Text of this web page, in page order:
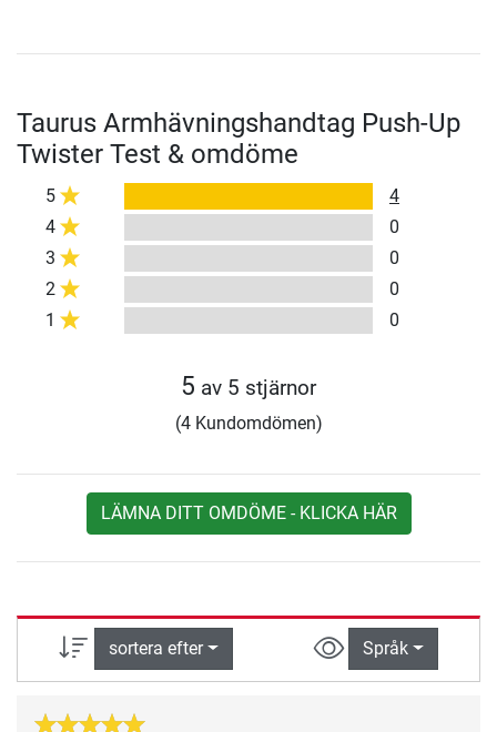
Taurus Armhävningshandtag Push-Up
Twister Test & omdöme
5
4
4
0
3
0
2
0
1
0
5 av 5 stjärnor
(4 Kundomdömen)
LÄMNA DITT OMDÖME - KLICKA HÄR
sortera efter Språk